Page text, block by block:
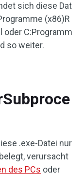
sich diese Dat
(x86)R
oder C:Programm
so weiter.
.exe-Datei nur
verursacht
des PCs oder